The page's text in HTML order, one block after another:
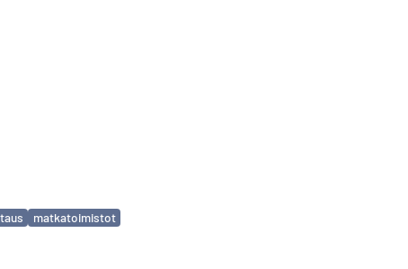
matkatoimistot